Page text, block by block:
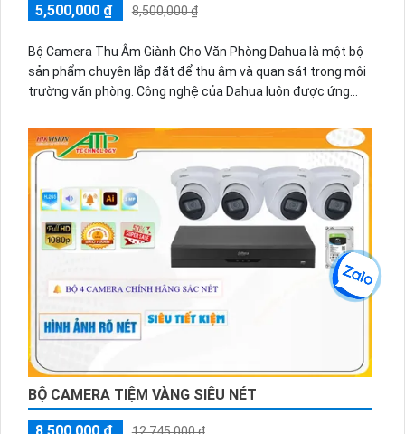
5,500,000 ₫ 8,500,000 ₫
Bộ Camera Thu Âm Giành Cho Văn Phòng Dahua là một bộ
sản phẩm chuyên lắp đặt để thu âm và quan sát trong môi
trường văn phòng. Công nghệ của Dahua luôn được ứng
hiệu suất tối ưu.
Bộ camera này được trang bị chức năng vượt trội thu âm,
giúp bạn có thể ghi lại âm thanh rõ ràng và chân thực
BỘ CAMERA TIỆM VÀNG SIÊU NÉT